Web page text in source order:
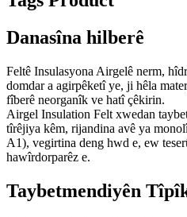
Danasîna hilberê
Feltê Insulasyona Airgelê nerm,
domdar a agirpêketî ye, ji hêla
fîberê neorganîk ve hatî çêkirin.
Airgel Insulation Felt xwedan
tîrêjiya kêm, rijandina avê ya
A1), vegirtina deng hwd e, ew
hawîrdorparêz e.
Taybetmendiyên